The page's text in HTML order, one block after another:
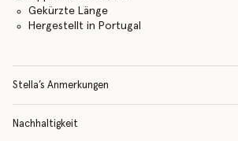
Gekürzte Länge
Hergestellt in Portugal
Stella’s Anmerkungen
Nachhaltigkeit